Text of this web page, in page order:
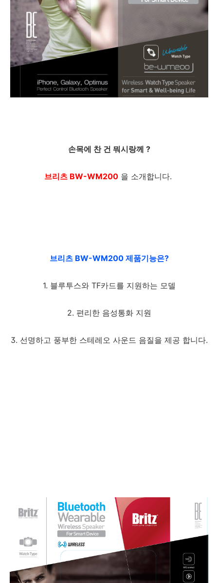
손목에 찬 건 뭐시랑께 ?
브리츠 BW-WM200을 소개합니다.
브리츠 BW-WM200 제품기능은?
1. 블루투스와 TF카드를 지원하는 모델
2. 편리한 음성통화 지원
3. 선명하고 풍부한 스테레오 사운드 음질을 제공 합니다.